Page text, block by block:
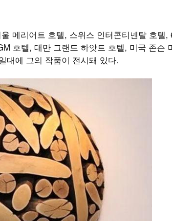
메리어트 호텔, 스위스 인터콘티넨탈 호텔,
호텔, 대만 그랜드 하얏트 호텔, 미국 존슨
대에 그의 작품이 전시돼 있다.